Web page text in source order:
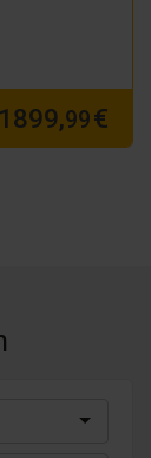
1899,99€